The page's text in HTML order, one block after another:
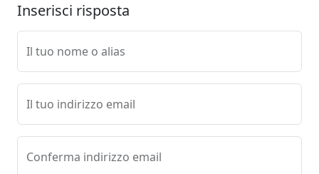
Inserisci risposta
Il tuo nome o alias
Il tuo indirizzo email
Conferma indirizzo email